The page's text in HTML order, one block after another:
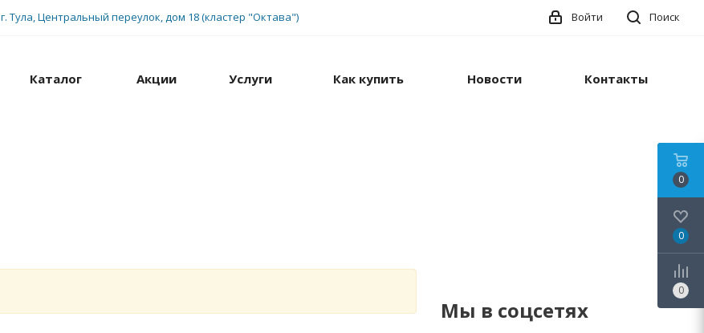
г. Тула, Центральный переулок, дом 18 (кластер "Октава") Поиск
Войти
Каталог Акции Услуги Как купить Новости Контакты
Мы в соцсетях
0
0
0